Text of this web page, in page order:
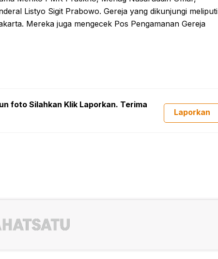
Listyo Sigit Prabowo. Gereja yang dikunjungi meliputi
Mereka juga mengecek Pos Pengamanan Gereja
foto Silahkan Klik Laporkan. Terima
Laporkan